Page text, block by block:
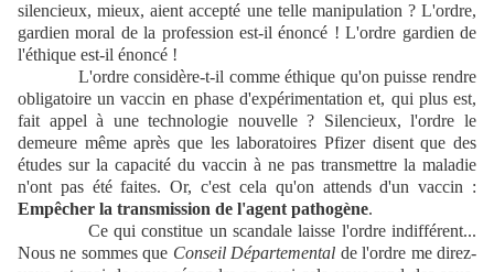
silencieux, mieux, aient accepté une telle manipulation ? L'ordre,
gardien moral de la profession est-il énoncé ! L'ordre gardien de
l'éthique est-il énoncé !
L'ordre considère-t-il comme éthique qu'on puisse rendre
obligatoire un vaccin en phase d'expérimentation et, qui plus est,
fait appel à une technologie nouvelle ? Silencieux, l'ordre le
demeure même après que les laboratoires Pfizer disent que des
études sur la capacité du vaccin à ne pas transmettre la maladie
n'ont pas été faites. Or, c'est cela qu'on attends d'un vaccin :
Empêcher la transmission de l'agent pathogène.
Ce qui constitue un scandale laisse l'ordre indifférent...
Nous ne sommes que Conseil Départemental de l'ordre me direz-